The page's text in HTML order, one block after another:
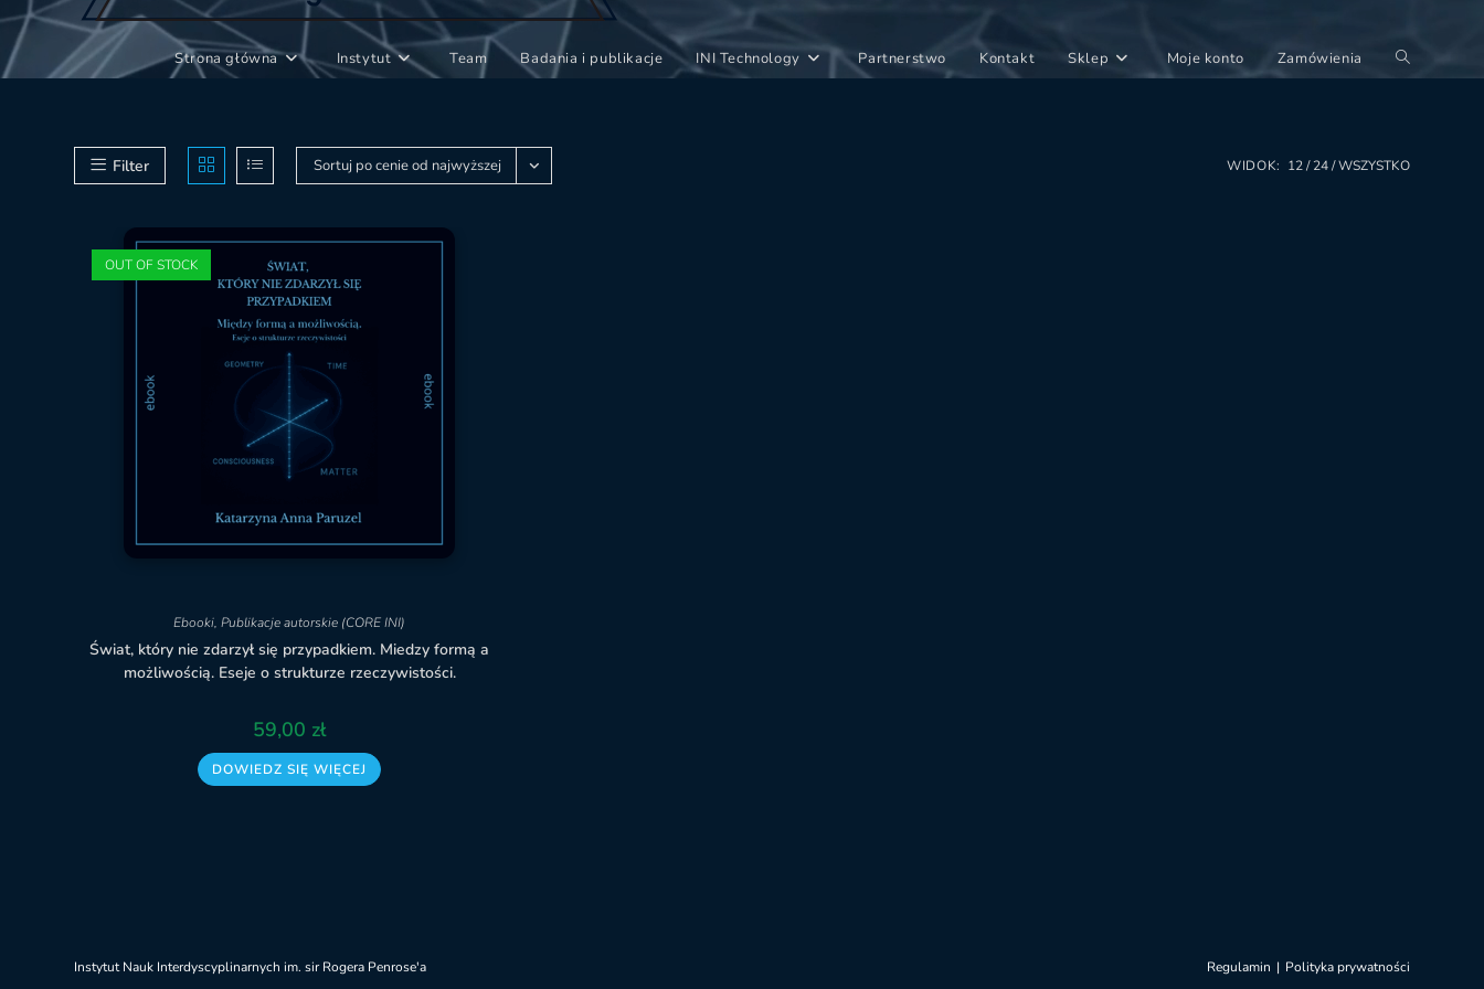
Strona główna Instytut Team Badania i publikacje INI Technology Partnerstwo Kontakt Sklep Moje konto Zamówienia
Toggle
Filter
Sortuj po cenie od najwyższej WIDOK: 12 24 WSZYSTKO
OUT OF STOCK
Ebooki,Publikacje autorskie (CORE INI)
Świat, który nie zdarzył się przypadkiem. Miedzy formą a
możliwością. Eseje o strukturze rzeczywistości.
59,00 zł
DOWIEDZ SIĘ WIĘCEJ
Regulamin Polityka prywatności
Instytut Nauk Interdyscyplinarnych im. sir Rogera Penrose'a